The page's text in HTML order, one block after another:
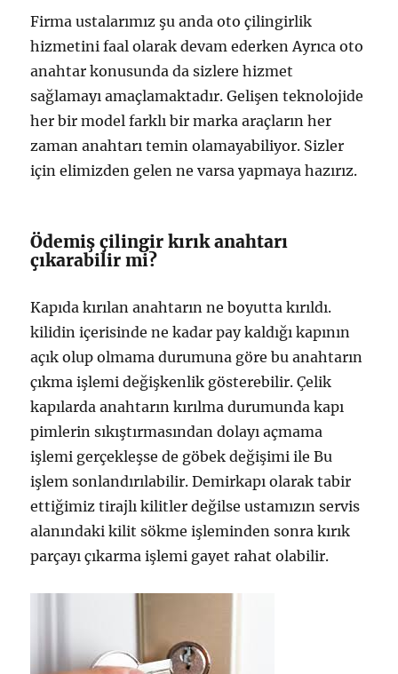
Firma ustalarımız şu anda oto çilingirlik
hizmetini faal olarak devam ederken Ayrıca oto
anahtar konusunda da sizlere hizmet
sağlamayı amaçlamaktadır. Gelişen teknolojide
her bir model farklı bir marka araçların her
zaman anahtarı temin olamayabiliyor. Sizler
için elimizden gelen ne varsa yapmaya hazırız.
Ödemiş çilingir kırık anahtarı
çıkarabilir mi?
Kapıda kırılan anahtarın ne boyutta kırıldı.
kilidin içerisinde ne kadar pay kaldığı kapının
açık olup olmama durumuna göre bu anahtarın
çıkma işlemi değişkenlik gösterebilir. Çelik
kapılarda anahtarın kırılma durumunda kapı
pimlerin sıkıştırmasından dolayı açmama
işlemi gerçekleşse de göbek değişimi ile Bu
işlem sonlandırılabilir. Demirkapı olarak tabir
ettiğimiz tirajlı kilitler değilse ustamızın servis
alanındaki kilit sökme işleminden sonra kırık
parçayı çıkarma işlemi gayet rahat olabilir.